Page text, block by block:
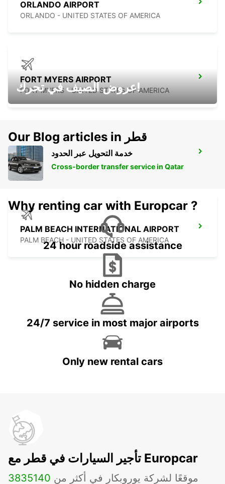
ORLANDO AIRPORT
ORLANDO - UNITED STATES OF AMERICA
FORT MYERS AIRPORT
FORT MYERS - UNITED STATES OF AMERICA
TORONTO OFF AIRPORT
TORONTO - CANADA
PALM BEACH INTERNATIONAL AIRPORT
PALM BEACH - UNITED STATES OF AMERICA
عروض الصيف في تحرك!
Our Blog articles in قطر
خدمة التحويل عبر الحدود
Cross-border transfer service in Qatar
Why renting car with Europcar ?
24 hour roadside assistance
No hidden charge
24/7 service in most major airports
Only new rental cars
تأجير السيارات في قطر مع Europcar
3835 موقعًا لشركة يوروبكار في أكثر من 140